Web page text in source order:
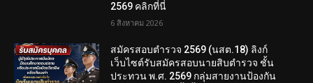
2569 คลิกที่นี่
6 สิงหาคม 2026
สมัครสอบตํารวจ 2569 (นสต.18) ลิงก์
เว็บไซต์รับสมัครสอบนายสิบตำรวจ ชั้น
ประทวน พ.ศ. 2569 กลุ่มสายงานป้องกัน